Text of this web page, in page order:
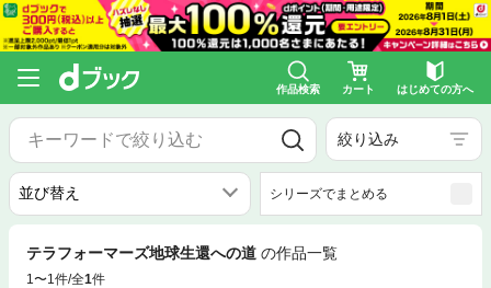
作品検索 カート はじめての方へ
絞り込み
シリーズでまとめる
テラフォーマーズ地球生還への道 の作品一覧
1〜1件/全1件